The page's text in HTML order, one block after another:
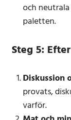
och
paletten.
Steg 5:
Diskussion
provats,
varför.